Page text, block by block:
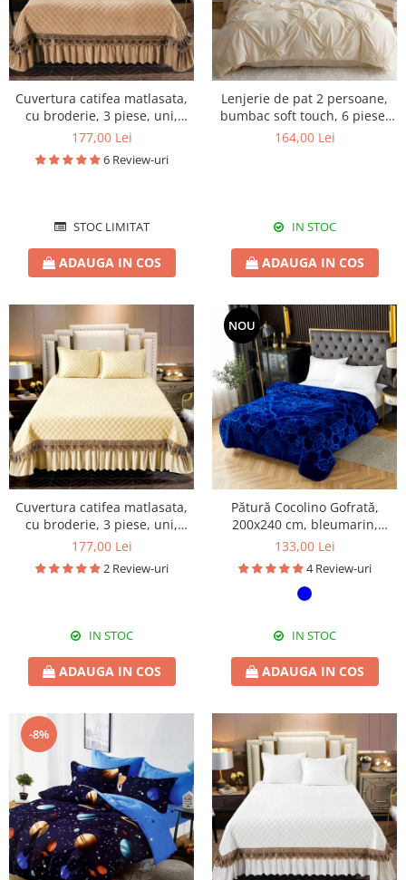
Cuvertura catifea matlasata,
cu broderie, 3 piese, uni,
220X240 cm CC80
177,00 Lei
6 Review-uri
STOC LIMITAT
ADAUGA IN COS
Lenjerie de pat 2 persoane,
bumbac soft touch, 6 piese,
PRE06
164,00 Lei
IN STOC
ADAUGA IN COS
Cuvertura catifea matlasata,
cu broderie, 3 piese, uni,
220X240 cm CC72
177,00 Lei
2 Review-uri
IN STOC
ADAUGA IN COS
NOU
Pătură Cocolino Gofrată,
200x240 cm, bleumarin,
PGU07
133,00 Lei
4 Review-uri
IN STOC
ADAUGA IN COS
-8%